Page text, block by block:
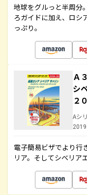
地球をグルっと半周分
ろガイドに加え、ロシ
っぷり。
Ａ
シ
２０
Aシ
電子簡易ビザでより行
リア。そしてシベリア